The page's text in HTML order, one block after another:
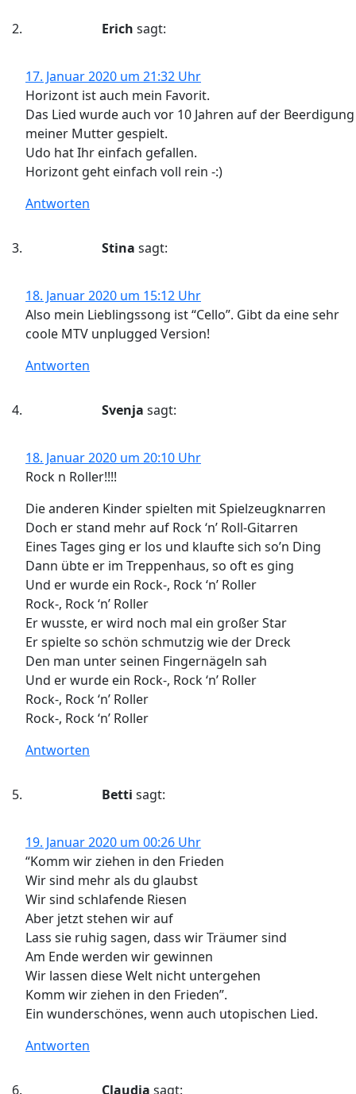
Erich sagt:
17. Januar 2020 um 21:32 Uhr
Horizont ist auch mein Favorit.
Das Lied wurde auch vor 10 Jahren auf der Beerdigung
meiner Mutter gespielt.
Udo hat Ihr einfach gefallen.
Horizont geht einfach voll rein -:)
Antworten
Stina sagt:
18. Januar 2020 um 15:12 Uhr
Also mein Lieblingssong ist “Cello”. Gibt da eine sehr
coole MTV unplugged Version!
Antworten
Svenja sagt:
18. Januar 2020 um 20:10 Uhr
Rock n Roller!!!!
Die anderen Kinder spielten mit Spielzeugknarren
Doch er stand mehr auf Rock ‘n’ Roll-Gitarren
Eines Tages ging er los und klaufte sich so’n Ding
Dann übte er im Treppenhaus, so oft es ging
Und er wurde ein Rock-, Rock ‘n’ Roller
Rock-, Rock ‘n’ Roller
Er wusste, er wird noch mal ein großer Star
Er spielte so schön schmutzig wie der Dreck
Den man unter seinen Fingernägeln sah
Und er wurde ein Rock-, Rock ‘n’ Roller
Rock-, Rock ‘n’ Roller
Rock-, Rock ‘n’ Roller
Antworten
Betti sagt:
19. Januar 2020 um 00:26 Uhr
“Komm wir ziehen in den Frieden
Wir sind mehr als du glaubst
Wir sind schlafende Riesen
Aber jetzt stehen wir auf
Lass sie ruhig sagen, dass wir Träumer sind
Am Ende werden wir gewinnen
Wir lassen diese Welt nicht untergehen
Komm wir ziehen in den Frieden”.
Ein wunderschönes, wenn auch utopischen Lied.
Antworten
Claudia sagt: